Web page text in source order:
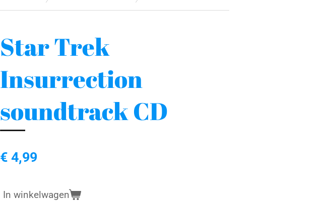
Star Trek
Insurrection
soundtrack CD
€ 4,99
In winkelwagen